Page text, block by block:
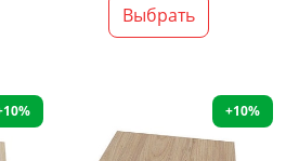
Выбрать
+10%